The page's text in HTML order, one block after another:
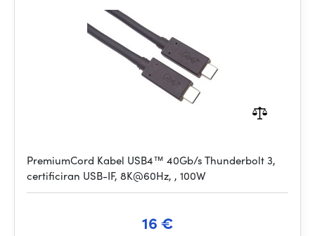
PremiumCord Kabel USB4™ 40Gb/s Thunderbolt 3,
certificiran USB-IF, 8K@60Hz, , 100W
16 €